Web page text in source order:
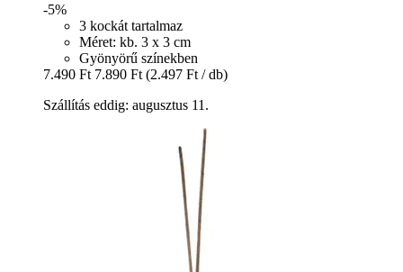
-5%
3 kockát tartalmaz
Méret: kb. 3 x 3 cm
Gyönyörű színekben
7.490 Ft 7.890 Ft (2.497 Ft / db)
Szállítás eddig: augusztus 11.